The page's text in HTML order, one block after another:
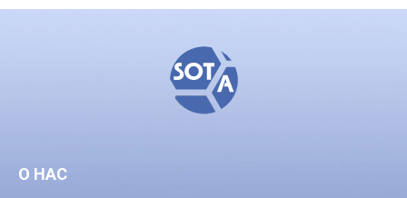
О НАС